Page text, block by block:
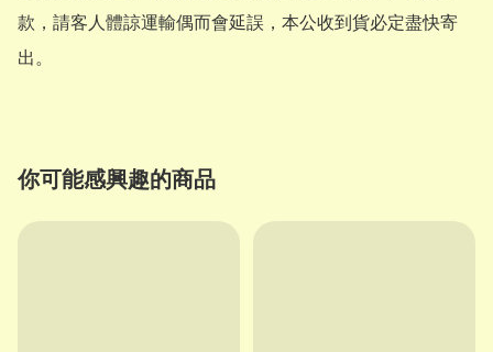
款，請客人體諒運輸偶而會延誤，本公收到貨必定盡快寄
出。
你可能感興趣的商品